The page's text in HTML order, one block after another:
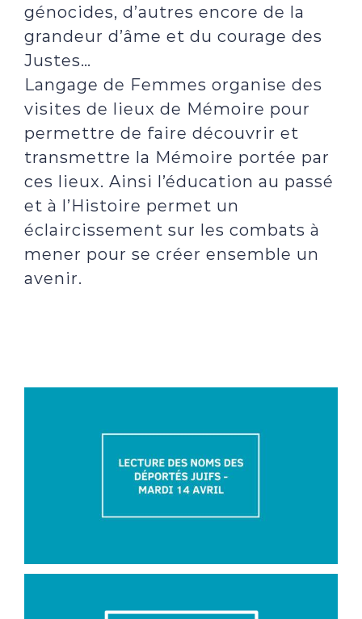
génocides, d’autres encore de la
grandeur d’âme et du courage des
Justes…
Langage de Femmes organise des
visites de lieux de Mémoire pour
permettre de faire découvrir et
transmettre la Mémoire portée par
ces lieux. Ainsi l’éducation au passé
et à l’Histoire permet un
éclaircissement sur les combats à
mener pour se créer ensemble un
avenir.